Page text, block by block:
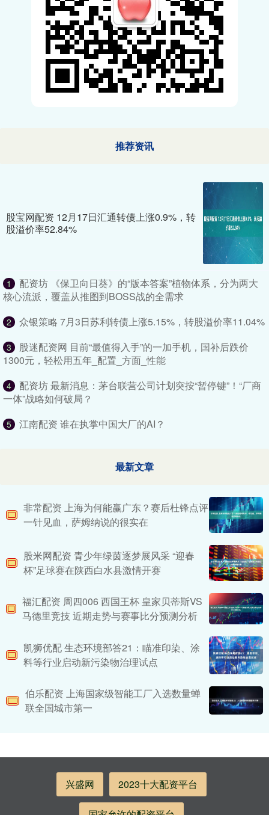
推荐资讯
股宝网配资 12月17日汇通转债上涨0.9%，转
股溢价率52.84%
1
配资坊 《保卫向日葵》的“版本答案”植物体系，分为两大
核心流派，覆盖从推图到BOSS战的全需求
2 众银策略 7月3日苏利转债上涨5.15%，转股溢价率11.04%
3
股迷配资网 目前“最值得入手”的一加手机，国补后跌价
1300元，轻松用五年_配置_方面_性能
4
配资坊 最新消息：茅台联营公司计划突按“暂停键”！“厂商
一体”战略如何破局？
5 江南配资 谁在执掌中国大厂的AI？
最新文章
非常配资 上海为何能赢广东？赛后杜锋点评
一针见血，萨姆纳说的很实在
股米网配资 青少年绿茵逐梦展风采 “迎春
杯”足球赛在陕西白水县激情开赛
福汇配资 周四006 西国王杯 皇家贝蒂斯VS
马德里竞技 近期走势与赛事比分预测分析
凯狮优配 生态环境部答21：瞄准印染、涂
料等行业启动新污染物治理试点
伯乐配资 上海国家级智能工厂入选数量蝉
联全国城市第一
兴盛网 2023十大配资平台